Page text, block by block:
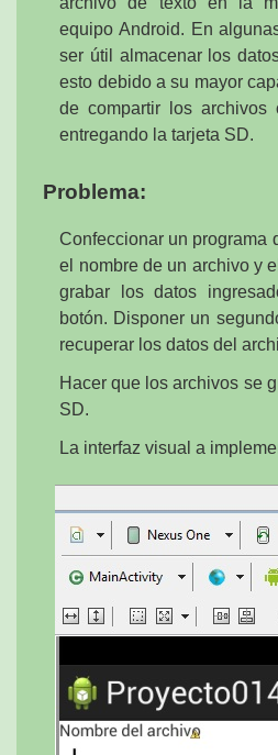
equipo Android. En
ser útil almacenar los
esto debido a su mayor
de compartir los archivos
entregando la tarjeta SD.
Problema:
Confeccionar un programa
el nombre de un archivo y
grabar los datos
botón. Disponer un
recuperar los datos del
Hacer que los archivos se
SD.
La interfaz visual a